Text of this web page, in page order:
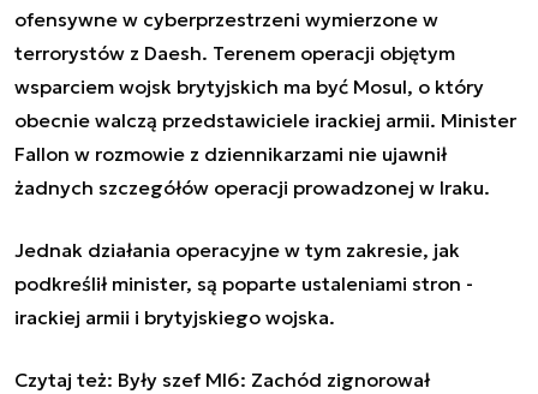
ofensywne w cyberprzestrzeni wymierzone w
terrorystów z Daesh. Terenem operacji objętym
wsparciem wojsk brytyjskich ma być Mosul, o który
obecnie walczą przedstawiciele irackiej armii. Minister
Fallon w rozmowie z dziennikarzami nie ujawnił
żadnych szczegółów operacji prowadzonej w Iraku.
Jednak działania operacyjne w tym zakresie, jak
podkreślił minister, są poparte ustaleniami stron -
irackiej armii i brytyjskiego wojska.
Czytaj też: Były szef MI6: Zachód zignorował